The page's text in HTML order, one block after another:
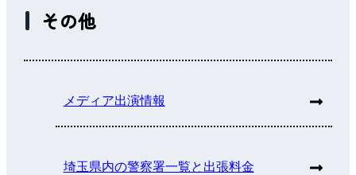
その他
メディア出演情報
埼玉県内の警察署一覧と出張料金